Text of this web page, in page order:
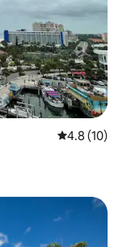
レビュー10
4.8 (10)